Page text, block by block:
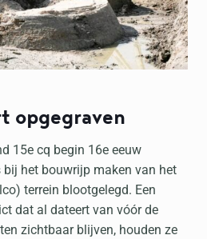
opgegraven
15e cq begin 16e eeuw
het bouwrijp maken van het
terrein blootgelegd. Een
dat al dateert van vóór de
zichtbaar blijven, houden ze